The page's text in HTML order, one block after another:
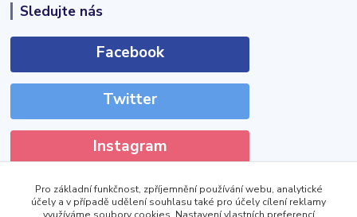
Sledujte nás
Facebook
Twitter
Instagram
Pro základní funkčnost, zpříjemnění používání webu, analytické
účely a v případě udělení souhlasu také pro účely cílení reklamy